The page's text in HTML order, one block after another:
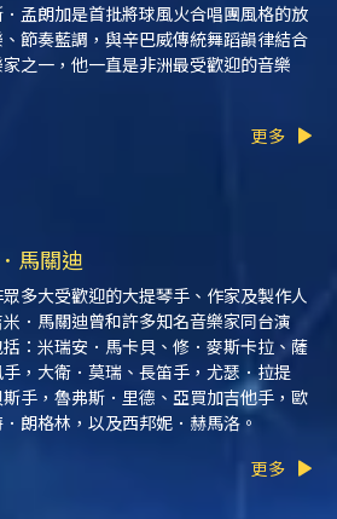
孟朗加是首批將球風火合唱團風格的放
節奏藍調，與辛巴威傳統舞蹈韻律結合
之一，他一直是非洲最受歡迎的音樂
更多
馬關迪
多大受歡迎的大提琴手、作家及製作人
．馬關迪曾和許多知名音樂家同台演
：米瑞安．馬卡貝、修．麥斯卡拉、薩
，大衛．莫瑞、長笛手，尤瑟．拉提
手，魯弗斯．里德、亞買加吉他手，歐
朗格林，以及西邦妮．赫馬洛。
更多